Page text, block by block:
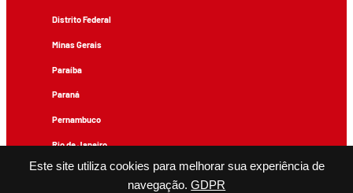
Este site utiliza cookies para melhorar sua experiência de
navegação. GDPR
Distrito Federal
Minas Gerais
Paraíba
Paraná
Pernambuco
Rio de Janeiro
Rio Grande do Sul